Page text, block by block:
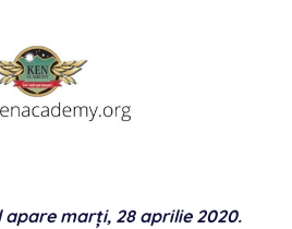
marți, 28 aprilie 2020.